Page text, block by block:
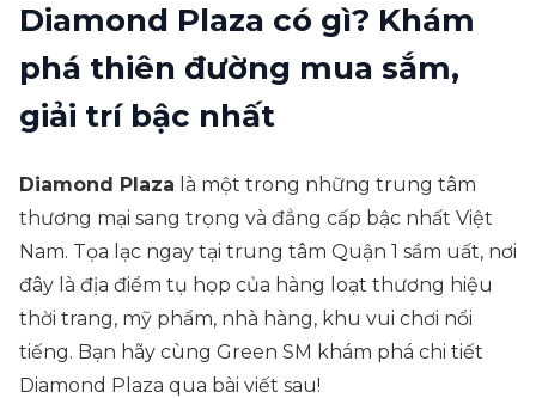
Diamond Plaza có gì? Khám
phá thiên đường mua sắm,
giải trí bậc nhất
Diamond Plaza là một trong những trung tâm
thương mại sang trọng và đẳng cấp bậc nhất Việt
Nam. Tọa lạc ngay tại trung tâm Quận 1 sầm uất, nơi
đây là địa điểm tụ họp của hàng loạt thương hiệu
thời trang, mỹ phẩm, nhà hàng, khu vui chơi nổi
tiếng. Bạn hãy cùng Green SM khám phá chi tiết
Diamond Plaza qua bài viết sau!